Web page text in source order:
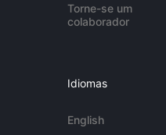
Torne-se um
colaborador
Idiomas
English